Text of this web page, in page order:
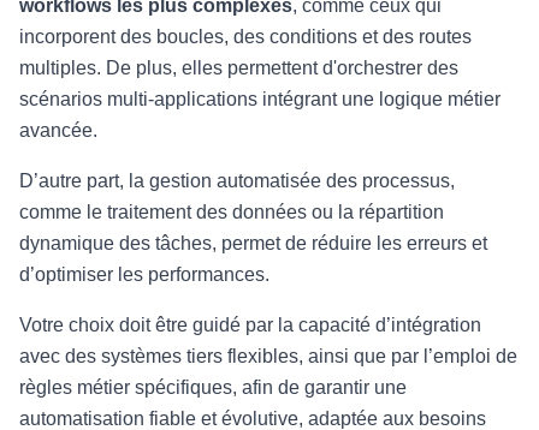
workflows les plus complexes, comme ceux qui
incorporent des boucles, des conditions et des routes
multiples. De plus, elles permettent d'orchestrer des
scénarios multi-applications intégrant une logique métier
avancée.
D’autre part, la gestion automatisée des processus,
comme le traitement des données ou la répartition
dynamique des tâches, permet de réduire les erreurs et
d’optimiser les performances.
Votre choix doit être guidé par la capacité d’intégration
avec des systèmes tiers flexibles, ainsi que par l’emploi de
règles métier spécifiques, afin de garantir une
automatisation fiable et évolutive, adaptée aux besoins